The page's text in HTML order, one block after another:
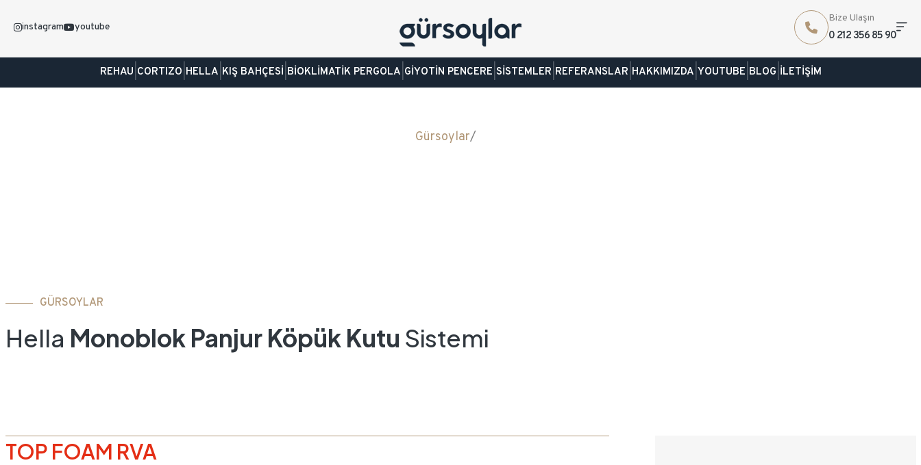
instagram youtube
REHAU CORTIZO HELLA KIŞ BAHÇESİ BİOKLİMATİK PERGOLA GİYOTİN PENCERE SİSTEMLER REFERANSLAR HAKKIMIZDA YOUTUBE BLOG İLETİŞİM
Bize Ulaşın
0 212 356 85 90
Gürsoylar/
GÜRSOYLAR
Hella Monoblok Panjur Köpük Kutu Sistemi
TOP FOAM RVA